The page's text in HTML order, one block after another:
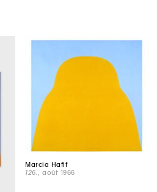
Marcia Hafif
126., août 1966